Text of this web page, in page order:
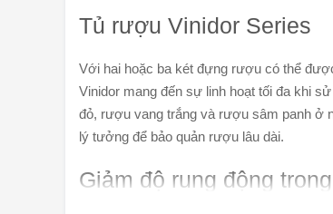
Tủ rượu Vinidor Series
Với hai hoặc ba két đựng rượu có thể
Vinidor mang đến sự linh hoạt tối đa khi
đỏ, rượu vang trắng và rượu sâm panh ở
lý tưởng để bảo quản rượu lâu dài.
Giảm độ rung động